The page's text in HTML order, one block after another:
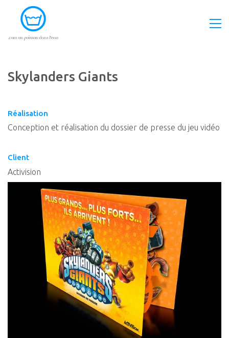
Skylanders Giants
Réalisation
Conception et réalisation du dossier de presse du jeu vidéo
Client
Activision